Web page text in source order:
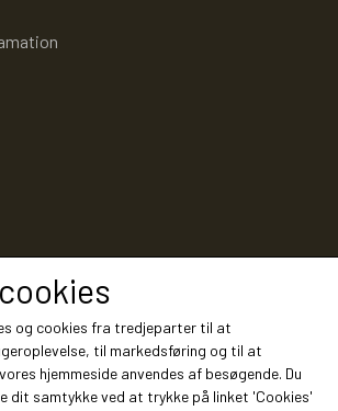
via e-mail
Tilmeld
og cookies fra tredjeparter til at
til markedsføring og til at
hjemmeside anvendes af besøgende. Du
dit samtykke ved at trykke på linket 'Cookies'